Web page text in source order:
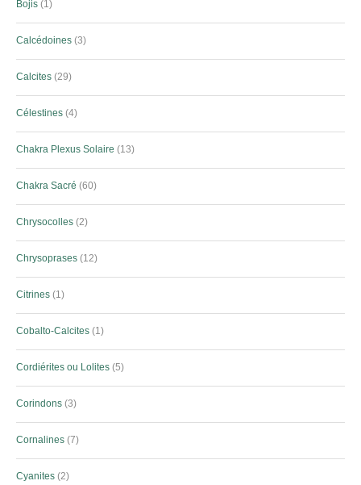
Bojis 1
Calcédoines 3
Calcites 29
Célestines 4
Chakra Plexus Solaire 13
Chakra Sacré 60
Chrysocolles 2
Chrysoprases 12
Citrines 1
Cobalto-Calcites 1
Cordiérites ou Lolites 5
Corindons 3
Cornalines 7
Cyanites 2